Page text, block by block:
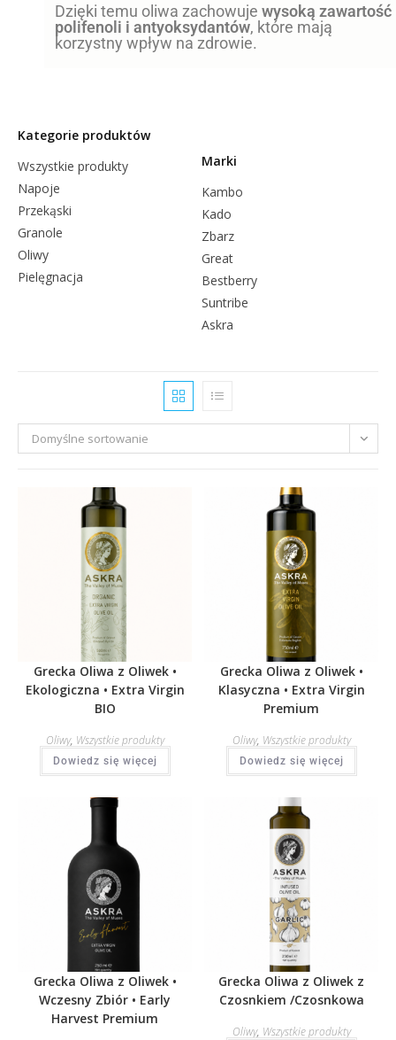
Dzięki temu oliwa zachowuje wysoką zawartość
polifenoli i antyoksydantów, które mają
korzystny wpływ na zdrowie.
Kategorie produktów
Wszystkie produkty
Napoje
Przekąski
Granole
Oliwy
Pielęgnacja
Marki
Kambo
Kado
Zbarz
Great
Bestberry
Suntribe
Askra
Domyślne sortowanie
Oliwy, Wszystkie produkty
Grecka Oliwa z Oliwek •
Ekologiczna • Extra Virgin
BIO
Dowiedz się więcej
Oliwy, Wszystkie produkty
Grecka Oliwa z Oliwek •
Klasyczna • Extra Virgin
Premium
Dowiedz się więcej
Grecka Oliwa z Oliwek •
Wczesny Zbiór • Early
Harvest Premium
Oliwy, Wszystkie produkty
Grecka Oliwa z Oliwek z
Czosnkiem /Czosnkowa